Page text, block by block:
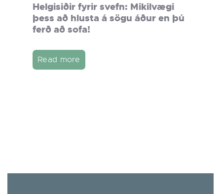
Helgisiðir fyrir svefn: Mikilvægi
þess að hlusta á sögu áður en þú
ferð að sofa!
Read more